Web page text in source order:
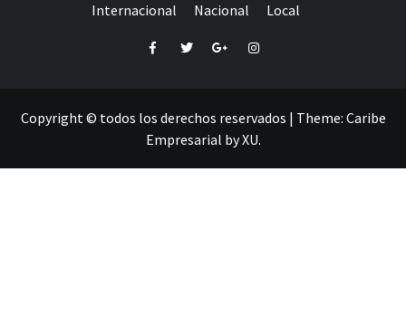
Internacional Nacional Local
FacebookTwitterGoogle+Instagram
Copyright © todos los derechos reservados | Theme: Caribe
Empresarial byXU.